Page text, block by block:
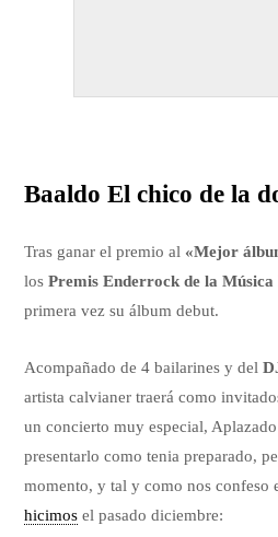
Baaldo El chico de la
Tras ganar el premio al «Mejor
losPremis Enderrock de la Música
primera vez su álbum debut.
Acompañado de 4 bailarines y del
artista calvianer traerá como
un concierto muy especial,
presentarlo como tenia preparado,
momento, y tal y como nos confeso
hicimos el pasado diciembre: